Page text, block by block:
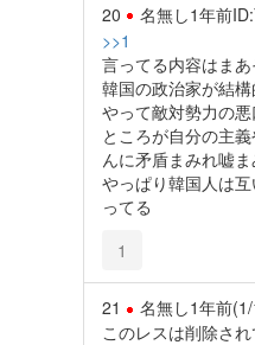
20 名無し1年前
>>1
言ってる内容はま
韓国の政治家が結
やって敵対勢力の
ところが自分の主
んに矛盾まみれ嘘
やっぱり韓国人は
ってる
1
21 名無し1年前
このレスは削除さ